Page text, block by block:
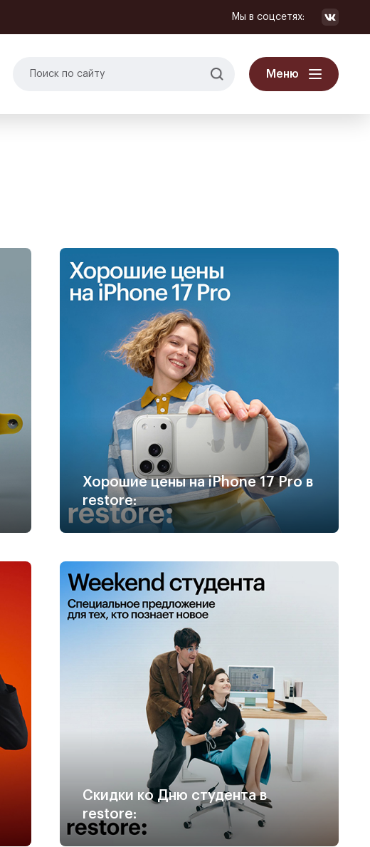
Мы в соцсетях:
Меню
Хорошие цены на iPhone 17 Pro в
restore:
Скидки ко Дню студента в
restore: